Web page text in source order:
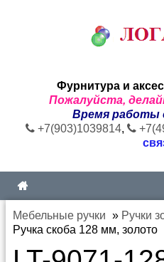
Фурнитура и
Пожалуйста,
Время работы
+7(903)1039814,
Мебельные ручки » Ручки
Ручка скоба 128 мм, золото